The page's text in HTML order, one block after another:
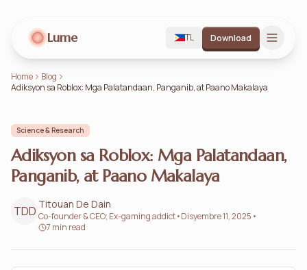
Lume TL Download
Home
Blog
Adiksyon sa Roblox: Mga Palatandaan, Panganib, at Paano Makalaya
Science & Research
Adiksyon sa Roblox: Mga Palatandaan,
Panganib, at Paano Makalaya
TDD Titouan De Dain
Co-founder & CEO; Ex-gaming addict•Disyembre 11, 2025 •
7 min read